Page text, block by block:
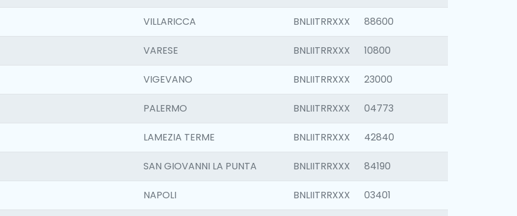
VILLARICCA BNLIITRRXXX 88600
VARESE BNLIITRRXXX 10800
VIGEVANO BNLIITRRXXX 23000
PALERMO BNLIITRRXXX 04773
LAMEZIA TERME BNLIITRRXXX 42840
SAN GIOVANNI LA PUNTA BNLIITRRXXX 84190
NAPOLI BNLIITRRXXX 03401